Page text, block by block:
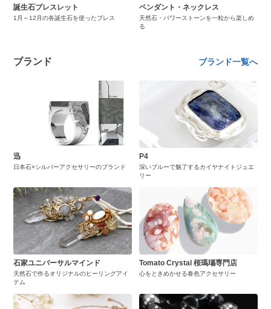
誕生石ブレスレット
1月～12月の各誕生石を使ったブレス
ペンダント・ネックレス
天然石・パワーストーンを一粒から楽しめ
る
ブランド ブランド一覧へ
迅
日本石×シルバーアクセサリーのブランド
P4
深いブルーで魅了するカイヤナイトジュエ
リー
石家ユニバーサルマインド
天然石で作るオリジナルのヒーリングアイ
テム
Tomato Crystal 桜瑪瑙専門店
心をときめかせる春色アクセサリー